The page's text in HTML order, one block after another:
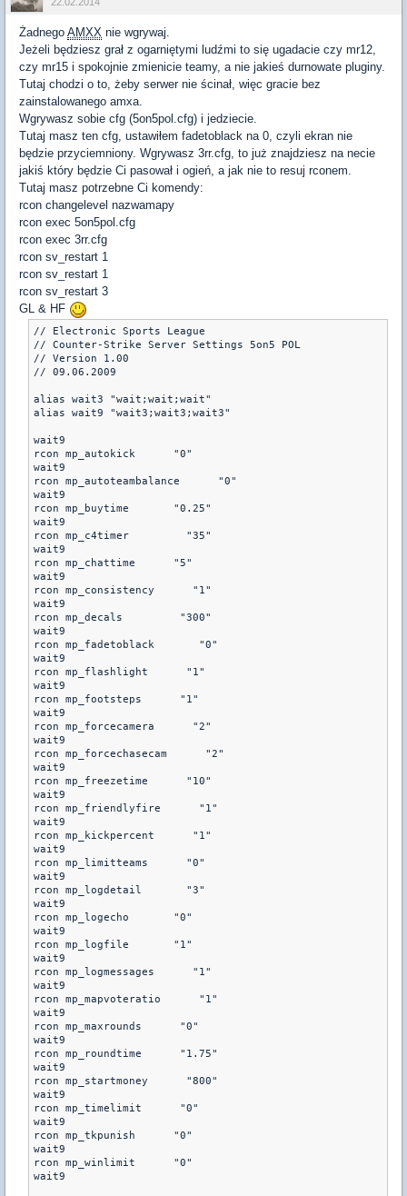
Żadnego AMXX nie wgrywaj.
Jeżeli będziesz grał z ogarniętymi ludźmi to się ugadacie czy mr12,
czy mr15 i spokojnie zmienicie teamy, a nie jakieś durnowate pluginy.
Tutaj chodzi o to, żeby serwer nie ścinał, więc gracie bez
zainstalowanego amxa.
Wgrywasz sobie cfg (5on5pol.cfg) i jedziecie.
Tutaj masz ten cfg, ustawiłem fadetoblack na 0, czyli ekran nie
będzie przyciemniony. Wgrywasz 3rr.cfg, to już znajdziesz na necie
jakiś który będzie Ci pasował i ogień, a jak nie to resuj rconem.
Tutaj masz potrzebne Ci komendy:
rcon changelevel nazwamapy
rcon exec 5on5pol.cfg
rcon exec 3rr.cfg
rcon sv_restart 1
rcon sv_restart 1
rcon sv_restart 3
GL & HF
// Electronic Sports League
// Counter-Strike Server Settings 5on5 POL
// Version 1.00
// 09.06.2009
alias wait3 "wait;wait;wait"
alias wait9 "wait3;wait3;wait3"
wait9
rcon mp_autokick      "0"
wait9
rcon mp_autoteambalance      "0"
wait9
rcon mp_buytime       "0.25"
wait9
rcon mp_c4timer         "35"
wait9
rcon mp_chattime      "5"
wait9
rcon mp_consistency      "1"
wait9
rcon mp_decals         "300"
wait9
rcon mp_fadetoblack       "0"
wait9
rcon mp_flashlight      "1"
wait9
rcon mp_footsteps      "1"
wait9
rcon mp_forcecamera      "2"
wait9
rcon mp_forcechasecam      "2"
wait9
rcon mp_freezetime      "10"
wait9
rcon mp_friendlyfire      "1"
wait9
rcon mp_kickpercent      "1"
wait9
rcon mp_limitteams      "0"
wait9
rcon mp_logdetail       "3"
wait9
rcon mp_logecho       "0"
wait9
rcon mp_logfile       "1"
wait9
rcon mp_logmessages      "1"
wait9
rcon mp_mapvoteratio      "1"
wait9
rcon mp_maxrounds      "0"
wait9
rcon mp_roundtime      "1.75"
wait9
rcon mp_startmoney      "800"
wait9
rcon mp_timelimit      "0"
wait9
rcon mp_tkpunish      "0"
wait9
rcon mp_winlimit      "0"
wait9